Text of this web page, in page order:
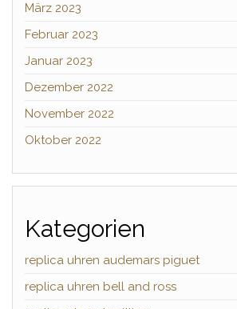
März 2023
Februar 2023
Januar 2023
Dezember 2022
November 2022
Oktober 2022
Kategorien
replica uhren audemars piguet
replica uhren bell and ross